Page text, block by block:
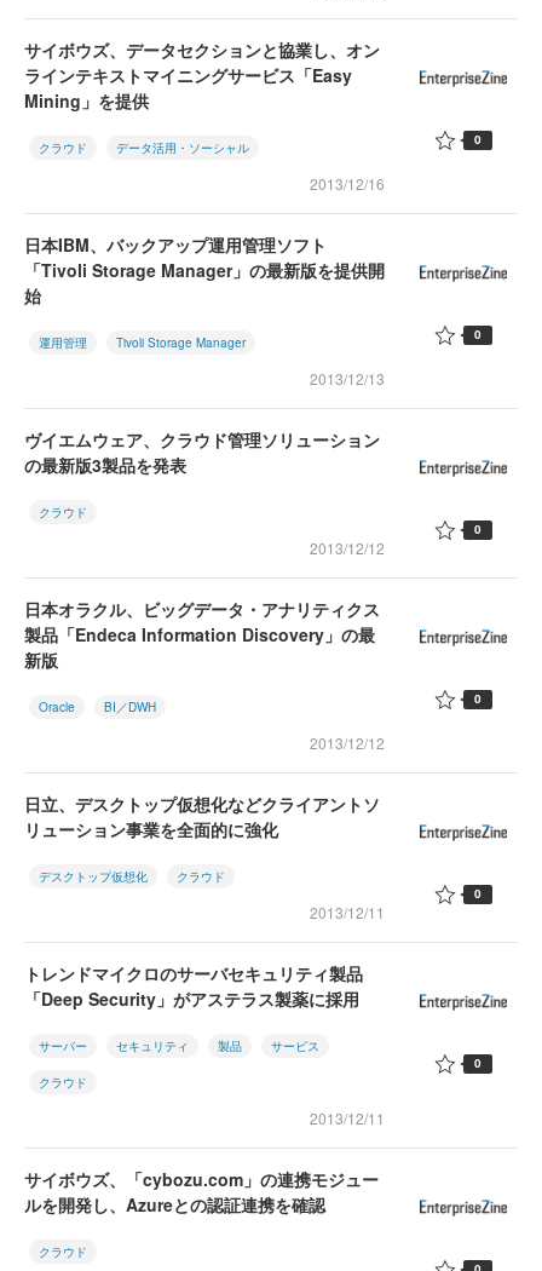
サイボウズ、データセクションと協業し、オン
ラインテキストマイニングサービス「Easy
Mining」を提供
クラウド データ活用・ソーシャル
2013/12/16
0
日本IBM、バックアップ運用管理ソフト
「Tivoli Storage Manager」の最新版を提供開
始
運用管理 Tivoli Storage Manager
2013/12/13
0
ヴイエムウェア、クラウド管理ソリューション
の最新版3製品を発表
クラウド
2013/12/12
0
日本オラクル、ビッグデータ・アナリティクス
製品「Endeca Information Discovery」の最
新版
Oracle BI／DWH
2013/12/12
0
日立、デスクトップ仮想化などクライアントソ
リューション事業を全面的に強化
デスクトップ仮想化 クラウド
2013/12/11
0
トレンドマイクロのサーバセキュリティ製品
「Deep Security」がアステラス製薬に採用
サーバー セキュリティ 製品 サービス
クラウド
2013/12/11
0
サイボウズ、「cybozu.com」の連携モジュー
ルを開発し、Azureとの認証連携を確認
クラウド